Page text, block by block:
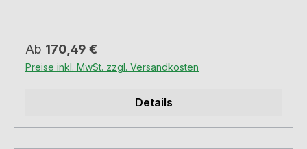
Produkt enthält eine Lichtquelle der
Energieeffizienzklasse E
Regulärer Preis:
Ab 170,49 €
Preise inkl. MwSt. zzgl. Versandkosten
Details